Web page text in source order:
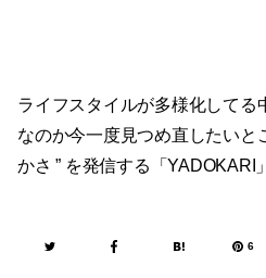
ライフスタイルが多様化してる
なのか今一度見つめ直したいと
かさ ” を発信する「YADOKARI
6